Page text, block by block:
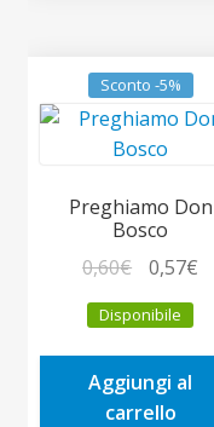
Sconto -5%
Preghiamo Don
Bosco
0,60€
prezzo
originale
era:
0,60€.
0,57€
è:
Disponibile
Aggiungi al
carrello